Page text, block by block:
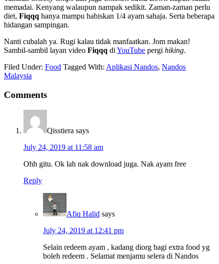
memadai. Kenyang walaupun nampak sedikit. Zaman-zaman perlu
diet, Fiqqq hanya mampu habiskan 1/4 ayam sahaja. Serta beberapa
hidangan sampingan.
Nanti cubalah ya. Rugi kalau tidak manfaatkan. Jom makan!
Sambil-sambil layan video Fiqqq di YouTube pergi hiking.
Filed Under: Food Tagged With: Aplikasi Nandos, Nandos
Malaysia
Comments
Qisstiera says
July 24, 2019 at 11:58 am
Ohh gitu. Ok lah nak download juga. Nak ayam free
Reply
Afiq Halid says
July 24, 2019 at 12:41 pm
Selain redeem ayam , kadang diorg bagi extra food yg
boleh redeem . Selamat menjamu selera di Nandos